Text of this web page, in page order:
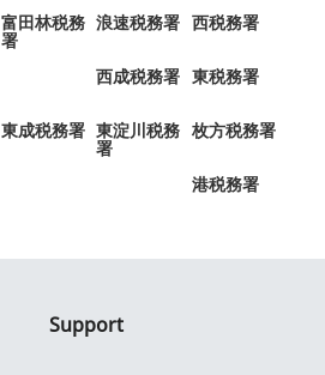
富田林税務
署
浪速税務署 西税務署
西成税務署 東税務署
東成税務署 東淀川税務
署
枚方税務署
港税務署
Support